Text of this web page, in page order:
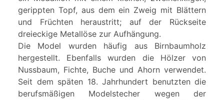
gerippten Topf, aus dem ein Zweig mit Blättern
und Früchten heraustritt; auf der Rückseite
dreieckige Metallöse zur Aufhängung.
Die Model wurden häufig aus Birnbaumholz
hergestellt. Ebenfalls wurden die Hölzer von
Nussbaum, Fichte, Buche und Ahorn verwendet.
Seit dem späten 18. Jahrhundert benutzten die
berufsmäßigen Modelstecher wegen der